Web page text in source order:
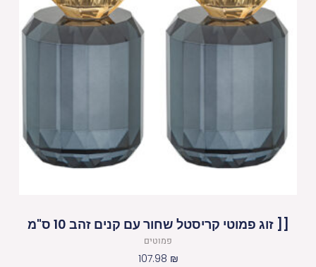
[[ זוג פמוטי קריסטל שחור עם קנים זהב 10 ס"מ
פמוטים
107.98 ₪